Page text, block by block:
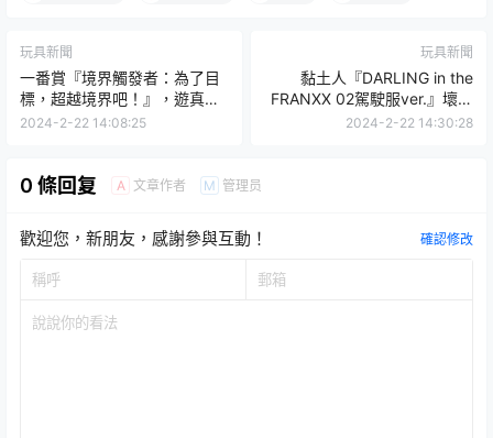
玩具新聞
一番賞『境界觸發者：為了目
標，超越境界吧！』，遊真從
容的微笑 5 月火熱開抽！
2024-2-22 14:08:25
玩具新聞
黏土人『DARLING in the
FRANXX 02駕駛服ver.』壞壞
笑臉、吐舌頭臉、失控臉一次
2024-2-22 14:30:28
0 條回复 A 文章作者 M 管理员
歡迎您，新朋友，感謝參與互動！ 確認修改